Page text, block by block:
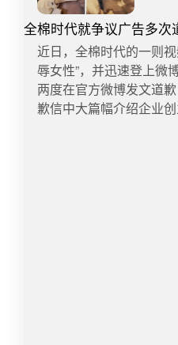
全棉时代就争议广告多次
告，道歉三次，终于……
近日，全棉时代的一则
辱女性”，并迅速登上微
两度在官方微博发文道
歉信中大篇幅介绍企业